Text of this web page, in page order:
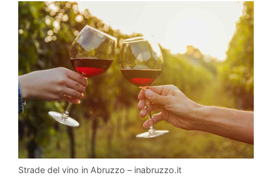
Strade del vino in Abruzzo – inabruzzo.it